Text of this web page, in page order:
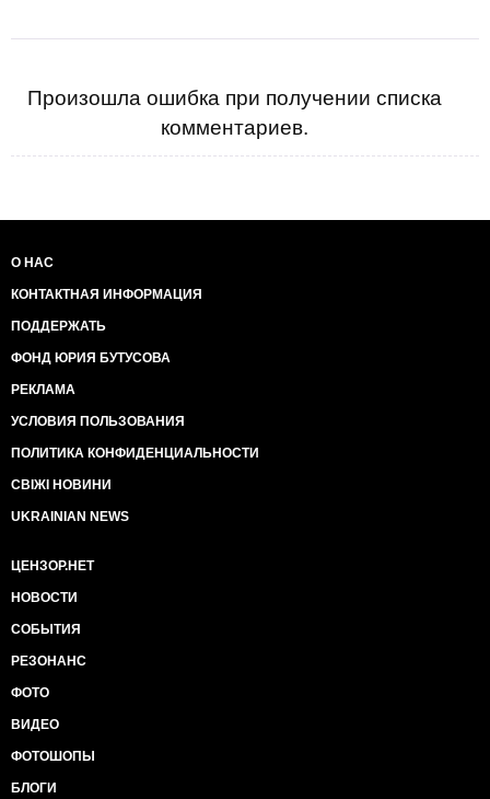
Произошла ошибка при получении списка
комментариев.
О НАС
КОНТАКТНАЯ ИНФОРМАЦИЯ
ПОДДЕРЖАТЬ
ФОНД ЮРИЯ БУТУСОВА
РЕКЛАМА
УСЛОВИЯ ПОЛЬЗОВАНИЯ
ПОЛИТИКА КОНФИДЕНЦИАЛЬНОСТИ
СВІЖІ НОВИНИ
UKRAINIAN NEWS
ЦЕНЗОР.НЕТ
НОВОСТИ
СОБЫТИЯ
РЕЗОНАНС
ФОТО
ВИДЕО
ФОТОШОПЫ
БЛОГИ